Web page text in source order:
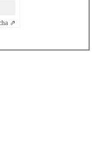
⇗